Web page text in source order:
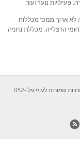
פעילויות נוער ועוד.
ארוך ממס’ מכללות
הרצלייה, מכללת נתניה
© 2026 עוזי גיל, נדלן, מכירה, תיווך, עמק חפר. כל הזכויות שמורות לעוזי גיל 052-